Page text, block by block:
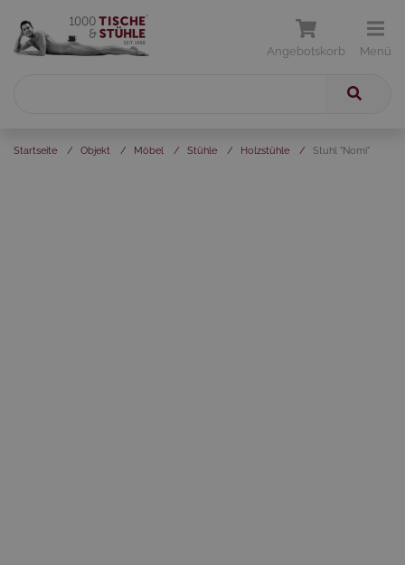
Angebotskorb Menü
Startseite / Objekt / Möbel / Stühle / Holzstühle / Stuhl "Nomi"